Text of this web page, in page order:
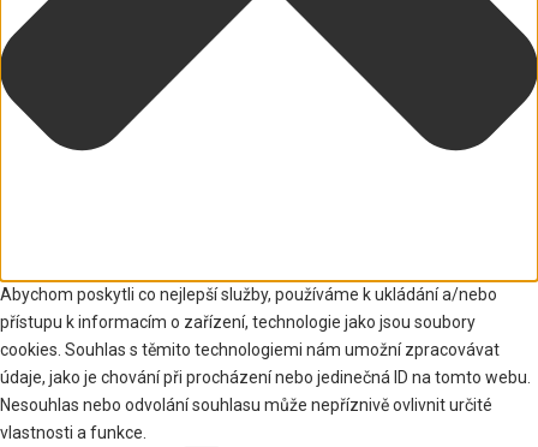
Abychom poskytli co nejlepší služby, používáme k ukládání a/nebo
přístupu k informacím o zařízení, technologie jako jsou soubory
cookies. Souhlas s těmito technologiemi nám umožní zpracovávat
údaje, jako je chování při procházení nebo jedinečná ID na tomto webu.
Nesouhlas nebo odvolání souhlasu může nepříznivě ovlivnit určité
vlastnosti a funkce.